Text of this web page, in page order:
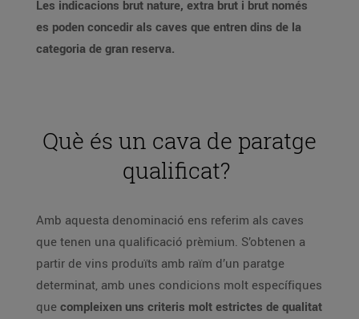
Les indicacions brut nature, extra brut i brut només
es poden concedir als caves que entren dins de la
categoria de gran reserva.
Què és un cava de paratge
qualificat?
Amb aquesta denominació ens referim als caves
que tenen una qualificació prèmium. S’obtenen a
partir de vins produïts amb raïm d’un paratge
determinat, amb unes condicions molt específiques
que compleixen uns criteris molt estrictes de qualitat